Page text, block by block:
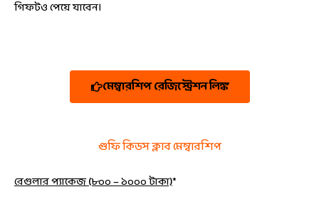
গিফটও পেয়ে যাবেন।
মেম্বারশিপ রেজিস্ট্রেশন লিঙ্ক
গুফি কিডস ক্লাব মেম্বারশিপ
রেগুলার প্যাকেজ (৮০০ – ১০০০ টাকা)*